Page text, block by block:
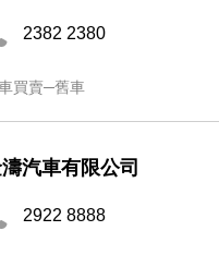
2382 2380
買賣─舊車
汽車有限公司
2922 8888